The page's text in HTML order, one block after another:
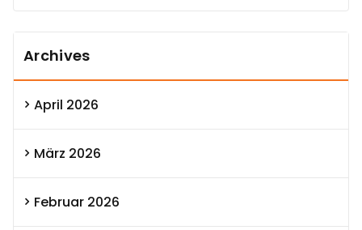
Archives
April 2026
März 2026
Februar 2026